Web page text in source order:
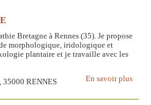
Bretagne à Rennes (35). Je propose
morphologique, iridologique et
plantaire et je travaille avec les
En savoir plus
RENNES